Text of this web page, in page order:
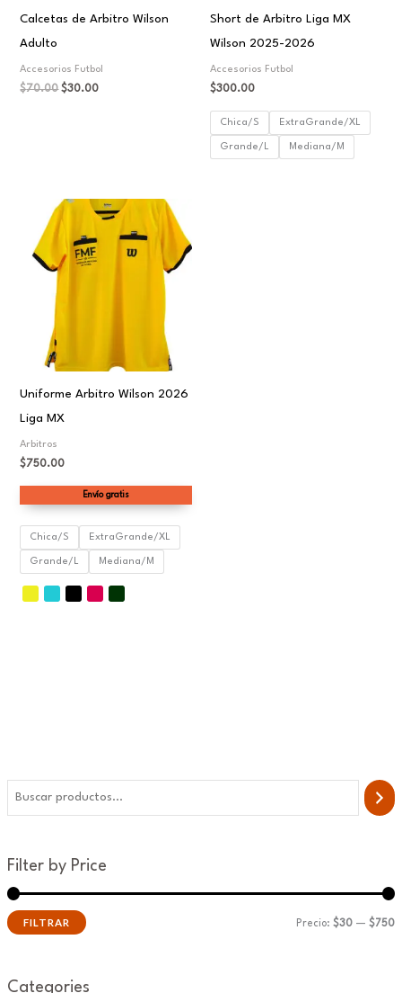
Filter by Price
FILTRAR Precio:$30 —$750
Categories
Calcetas de Arbitro Wilson
Adulto
Accesorios Futbol
$70.00 $30.00
Short de Arbitro Liga MX
Wilson 2025-2026
Accesorios Futbol
$300.00
Chica/S ExtraGrande/XL
Grande/L Mediana/M
Uniforme Arbitro Wilson 2026
Liga MX
Arbitros
$750.00
Envío gratis
Chica/S ExtraGrande/XL
Grande/L Mediana/M